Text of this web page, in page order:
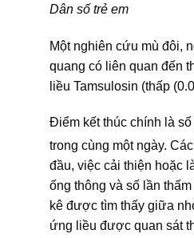
Dân số trẻ em
Một nghiên cứu mù đôi,
quang có liên quan đến
liều Tamsulosin (thấp
Điểm kết thúc chính là
trong cùng một ngày.
đầu, việc cải thiện hoặc
ống thông và số lần
kê được tìm thấy giữa
ứng liều được quan sát